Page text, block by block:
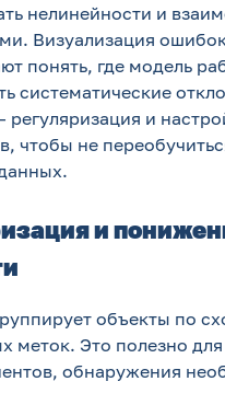
нелинейности и
Визуализация
понять, где модель
систематические
и
чтобы не
и
объекты по
меток. Это полезно для
обнаружения